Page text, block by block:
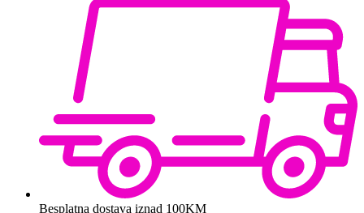
Besplatna dostava iznad 100KM